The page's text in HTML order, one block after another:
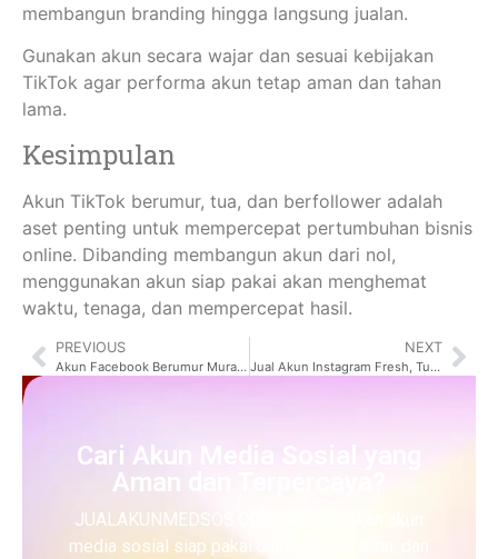
membangun branding hingga langsung jualan.
Gunakan akun secara wajar dan sesuai kebijakan
TikTok agar performa akun tetap aman dan tahan
lama.
Kesimpulan
Akun TikTok berumur, tua, dan berfollower adalah
aset penting untuk mempercepat pertumbuhan bisnis
online. Dibanding membangun akun dari nol,
menggunakan akun siap pakai akan menghemat
waktu, tenaga, dan mempercepat hasil.
PREVIOUS
Akun Facebook Berumur Murah & Berkualitas
NEXT
Jual Akun Instagram Fresh, Tua, dan Berfollower
Cari Akun Media Sosial yang
Aman dan Terpercaya?
JUALAKUNMEDSOS.COM menyediakan akun
media sosial siap pakai untuk bisnis, iklan, dan